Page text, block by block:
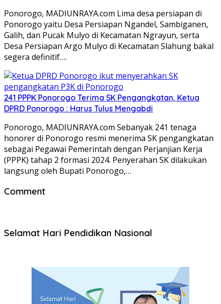
Ponorogo, MADIUNRAYA.com Lima desa persiapan di
Ponorogo yaitu Desa Persiapan Ngandel, Sambiganen,
Galih, dan Pucak Mulyo di Kecamatan Ngrayun, serta
Desa Persiapan Argo Mulyo di Kecamatan Slahung bakal
segera definitif….
241 PPPK Ponorogo Terima SK Pengangkatan, Ketua
DPRD Ponorogo : Harus Tulus Mengabdi
Ponorogo, MADIUNRAYA.com Sebanyak 241 tenaga
honorer di Ponorogo resmi menerima SK pengangkatan
sebagai Pegawai Pemerintah dengan Perjanjian Kerja
(PPPK) tahap 2 formasi 2024. Penyerahan SK dilakukan
langsung oleh Bupati Ponorogo,…
Comment
Selamat Hari Pendidikan Nasional